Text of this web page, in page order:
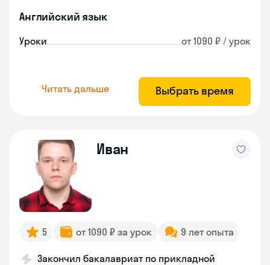
Английский язык
Уроки от 1090 ₽ / урок
Читать дальше Выбрать время
Иван
5 от 1090 ₽ за урок 9 лет опыта
Закончил бакалавриат по прикладной